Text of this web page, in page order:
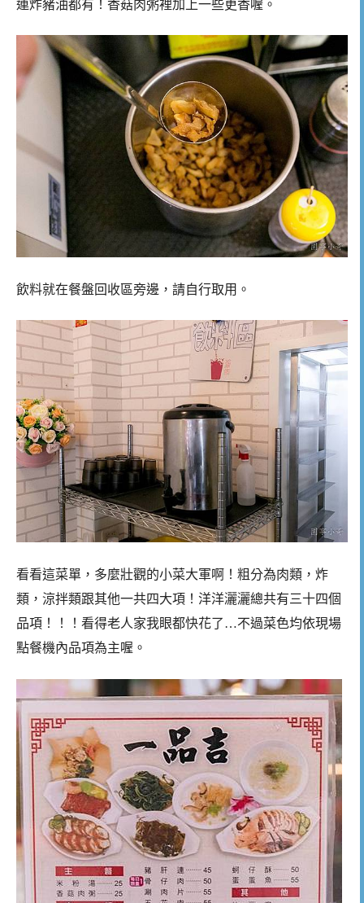
連炸豬油都有！香菇肉粥裡加上一些更香喔。
飲料就在餐盤回收區旁邊，請自行取用。
看看這菜單，多麼壯觀的小菜大軍啊！粗分為肉類，炸
類，涼拌類跟其他一共四大項！洋洋灑灑總共有三十四個
品項！！！看得老人家我眼都快花了…不過菜色均依現場
點餐機內品項為主喔。